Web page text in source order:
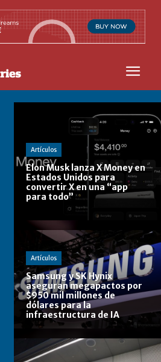
Artículos
Elon Musk lanza X Money en
Estados Unidos para
convertir X en una “app
para todo”
Artículos
Samsung y SK Hynix
aseguran megapactos por
$950 mil millones de
dólares para la
infraestructura de IA